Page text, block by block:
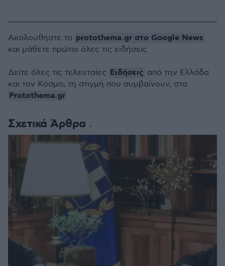
Σχετικά Άρθρα
Ακολουθήστε το protothema.gr στο Google News
και μάθετε πρώτοι όλες τις ειδήσεις
Δείτε όλες τις τελευταίες Ειδήσεις από την Ελλάδα
και τον Κόσμο, τη στιγμή που συμβαίνουν, στο
Protothema.gr